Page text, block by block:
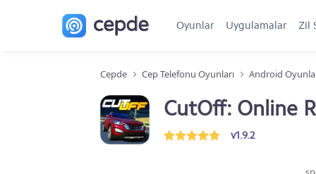
Oyunlar Uygulamalar Zil
Cepde Cep Telefonu Oyunları Android
CutOff: Online
v1.9.2